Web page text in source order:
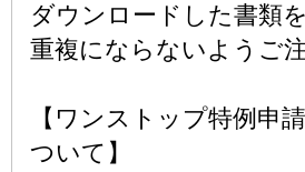
ダウンロードした書類
重複にならないようご
【ワンストップ特例申
ついて】